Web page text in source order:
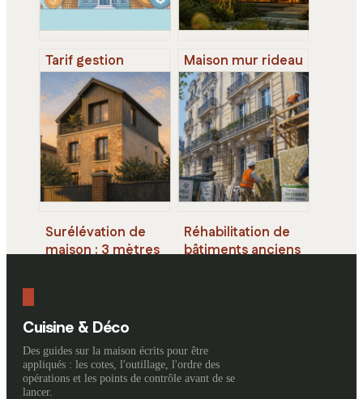
Tarif gestion
locative :
comparatif
complet pour
payer le juste prix
Maison mur rideau
: maximiser la
luminosité sans
compromettre
l’efficacité
thermique
Surélévation de
maison : 3 mètres
pour réussir vos
Réhabilitation de
bâtiments anciens
Cuisine & Déco
Des guides sur la maison écrits pour être
appliqués : les cotes, l'outillage, l'ordre des
opérations et les points de contrôle avant de se
lancer.